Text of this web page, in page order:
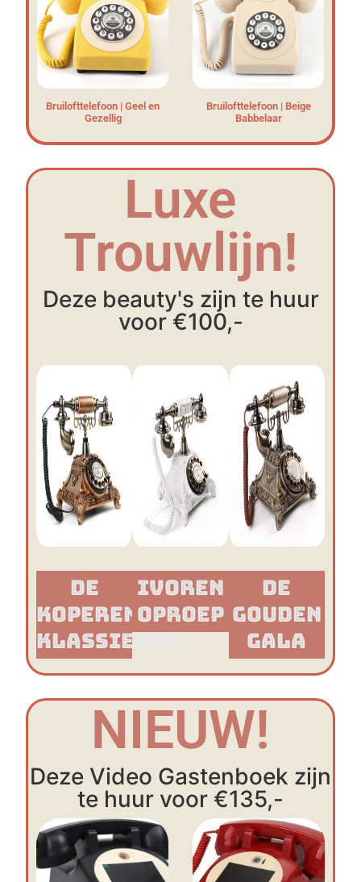
Bruilofttelefoon | Geel en
Gezellig
Bruilofttelefoon | Beige
Babbelaar
Luxe
Trouwlijn!
Deze beauty's zijn te huur
voor €100,-
De
Koperen
Klassieker​
Ivoren
Oproep
De
Gouden
Gala
NIEUW!
Deze Video Gastenboek zijn
te huur voor €135,-